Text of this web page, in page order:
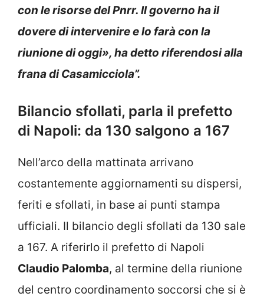
con le risorse del Pnrr. Il governo ha il
dovere di intervenire e lo farà con la
riunione di oggi», ha detto riferendosi alla
frana di Casamicciola”.
Bilancio sfollati, parla il prefetto
di Napoli: da 130 salgono a 167
Nell’arco della mattinata arrivano
costantemente aggiornamenti su dispersi,
feriti e sfollati, in base ai punti stampa
ufficiali. Il bilancio degli sfollati da 130 sale
a 167. A riferirlo il prefetto di Napoli
Claudio Palomba, al termine della riunione
del centro coordinamento soccorsi che si è